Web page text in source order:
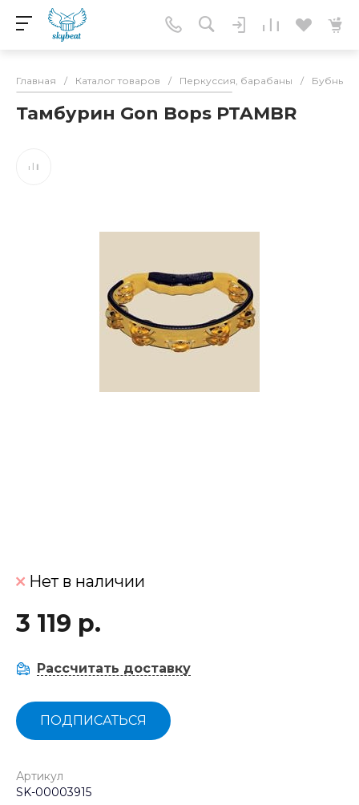
Главная / Каталог товаров / Перкуссия, барабаны / Бубны
Тамбурин Gon Bops PTAMBR
Нет в наличии
3 119 р.
Рассчитать доставку
ПОДПИСАТЬСЯ
Артикул
SK-00003915